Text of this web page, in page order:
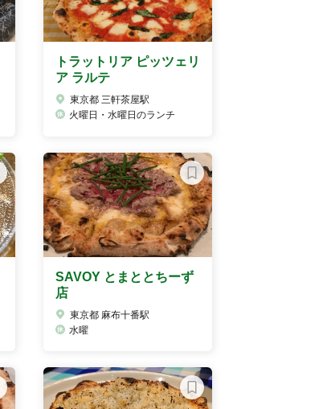
トラットリア ピッツェリ
ア ラルテ
東京都 三軒茶屋駅
火曜日・水曜日のランチ
SAVOY とまととちーず
店
東京都 麻布十番駅
水曜